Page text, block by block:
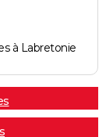
à Labretonie